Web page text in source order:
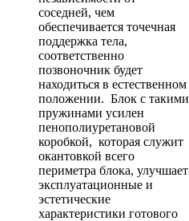
соседней, чем
обеспечивается точечная
поддержка тела,
соответственно
позвоночник будет
находиться в естественном
положении. Блок с такими
пружинами усилен
пенополиуретановой
коробкой, которая служит
окантовкой всего
периметра блока, улучшает
эксплуатационные и
эстетические
характеристики готового